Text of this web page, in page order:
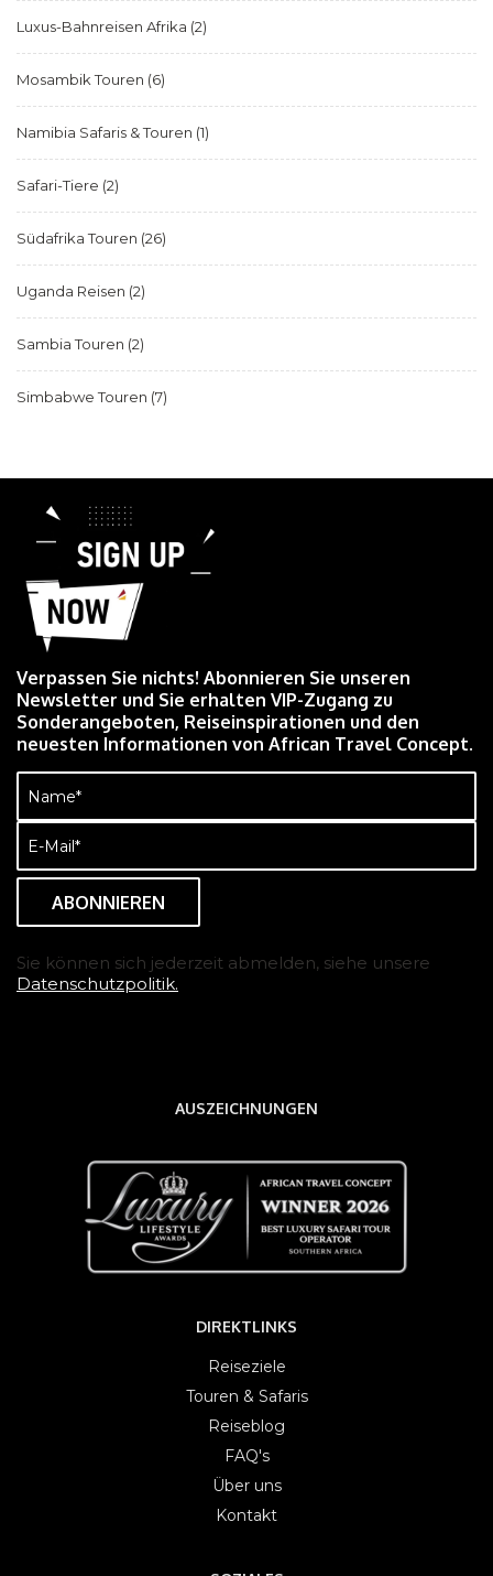
Luxus-Bahnreisen Afrika (2)
Mosambik Touren (6)
Namibia Safaris & Touren (1)
Safari-Tiere (2)
Südafrika Touren (26)
Uganda Reisen (2)
Sambia Touren (2)
Simbabwe Touren (7)
Verpassen Sie nichts! Abonnieren Sie unseren
Newsletter und Sie erhalten VIP-Zugang zu
Sonderangeboten, Reiseinspirationen und den
neuesten Informationen von African Travel Concept.
Name
(erforderlich)
E-
Mail
(erforderlich)
Sie können sich jederzeit abmelden, siehe unsere
Datenschutzpolitik.
AUSZEICHNUNGEN
DIREKTLINKS
Reiseziele
Touren & Safaris
Reiseblog
FAQ's
Über uns
Kontakt